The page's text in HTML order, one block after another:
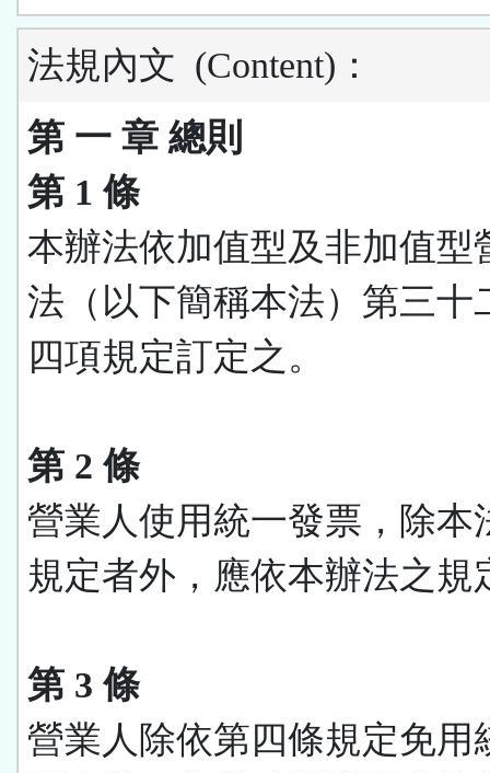
法規內文 (Content) ：
第 一 章 總則
第 1 條
本辦法依加值型及非加值型
法（以下簡稱本法）第三十
四項規定訂定之。
第 2 條
營業人使用統一發票，除本
規定者外，應依本辦法之規
第 3 條
營業人除依第四條規定免用